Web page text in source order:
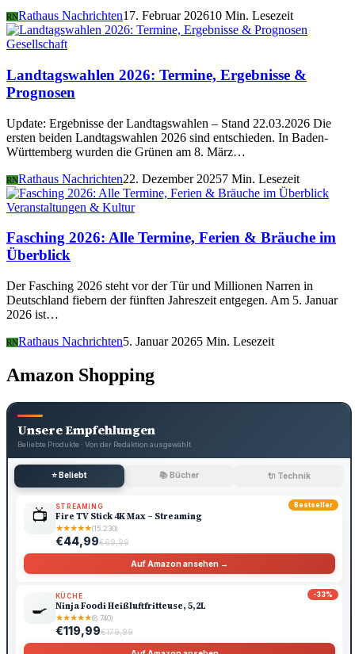
RNRathaus Nachrichten17. Februar 202610 Min. Lesezeit
Gesellschaft
Landtagswahlen 2026: Termine, Ergebnisse &
Prognosen
Update: Ergebnisse der Landtagswahlen – Stand 22.03.2026 Die
ersten beiden Landtagswahlen 2026 sind entschieden. In Baden-
Württemberg wurden die Grünen am 8. März…
RNRathaus Nachrichten22. Dezember 20257 Min. Lesezeit
Veranstaltungen & Kultur
Fasching 2026: Alle Termine, Ferien & Bräuche im
Überblick
Der Fasching 2026 steht vor der Tür und Millionen Narren in
Deutschland fiebern der fünften Jahreszeit entgegen. Am 5. Januar
2026 ist…
RNRathaus Nachrichten5. Januar 20265 Min. Lesezeit
Amazon Shopping
Unsere Empfehlungen
Beliebte Produkte · Von der Redaktion ausgewählt
⭐ Beliebt 📚 Bücher 🔌 Technik
Bestseller
📺 STREAMING
Fire TV Stick 4K Max – Streaming
★★★★★(15.230)
€44,99€69,99
Auf Amazon ansehen →
-33%
🍳
KÜCHE
Ninja Foodi Heißluftfritteuse, 5,2L
★★★★★(8.740)
€119,99€179,99